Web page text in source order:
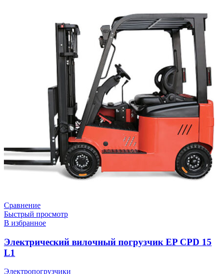
Сравнение
Быстрый просмотр
В избранное
Электрический вилочный погрузчик EP CPD 15
L1
Электропогрузчики